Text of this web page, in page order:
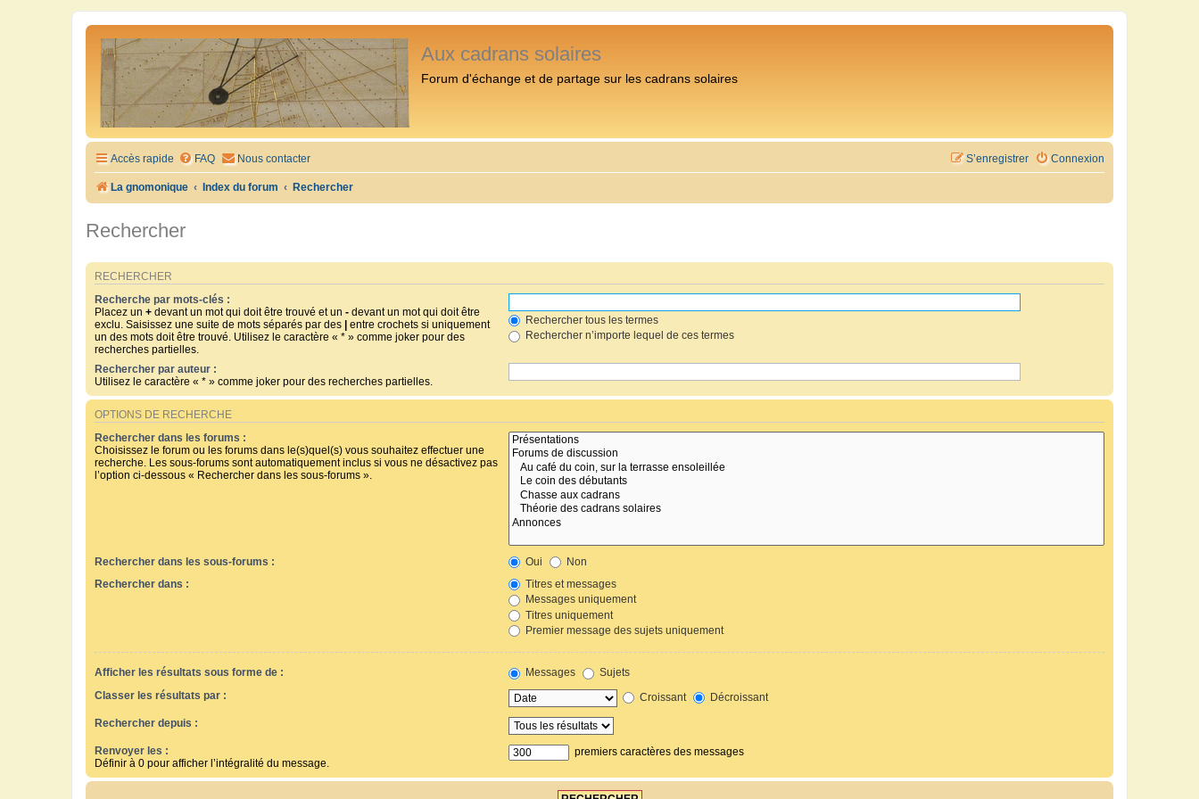
Aux cadrans solaires
Forum d'échange et de partage sur les cadrans solaires
Accès rapide FAQ Nous contacter Connexion
S’enregistrer
La gnomonique Index du forum Rechercher
Rechercher
RECHERCHER
Recherche par mots-clés :
Placez un + devant un mot qui doit être trouvé et un - devant un mot qui doit être
exclu. Saisissez une suite de mots séparés par des
entre crochets si uniquement
un des mots doit être trouvé. Utilisez le caractère « * » comme joker pour des
recherches partielles.
Rechercher tous les termes
Rechercher n’importe lequel de ces termes
Rechercher par auteur :
Utilisez le caractère « * » comme joker pour des recherches partielles.
OPTIONS DE RECHERCHE
Rechercher dans les forums :
Choisissez le forum ou les forums dans le(s)quel(s) vous souhaitez effectuer une
recherche. Les sous-forums sont automatiquement inclus si vous ne désactivez pas
l’option ci-dessous « Rechercher dans les sous-forums ».
Rechercher dans les sous-forums : Oui
Non
Rechercher dans :
Titres et messages
Messages uniquement
Titres uniquement
Premier message des sujets uniquement
Afficher les résultats sous forme de : Messages
Sujets
Classer les résultats par :
Croissant Décroissant
Rechercher depuis :
Renvoyer les :
Définir à 0 pour afficher l’intégralité du message.
premiers caractères des messages